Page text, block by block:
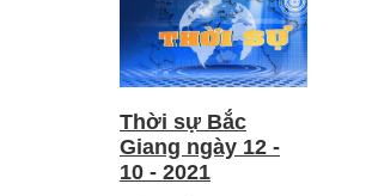
Thời sự Bắc
Giang ngày 12 -
10 - 2021